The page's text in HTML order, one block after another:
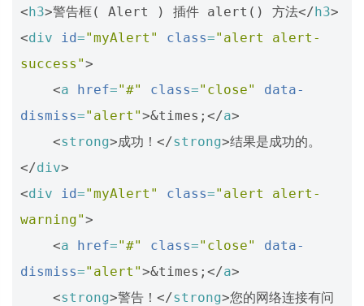
<h3>警告框( Alert ) 插件 alert() 方法</h3>
<div id="myAlert" class="alert alert-
success">
<a href="#" class="close"
data-
dismiss="alert">&times; </a>
<strong>成功！ </strong>
</div>
<div id="myAlert" class="alert alert-
warning">
<a href="#" class="close"
data-
dismiss="alert">&times; </a>
<strong>警告！ </strong>您的网络连接有问